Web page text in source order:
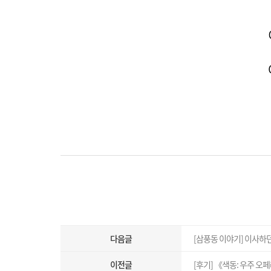
다음글 [삼풍동 이야기] 이사하
이전글 [후기] 《색동: 우주 오